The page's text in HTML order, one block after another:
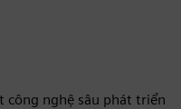
công nghệ sâu phát triển